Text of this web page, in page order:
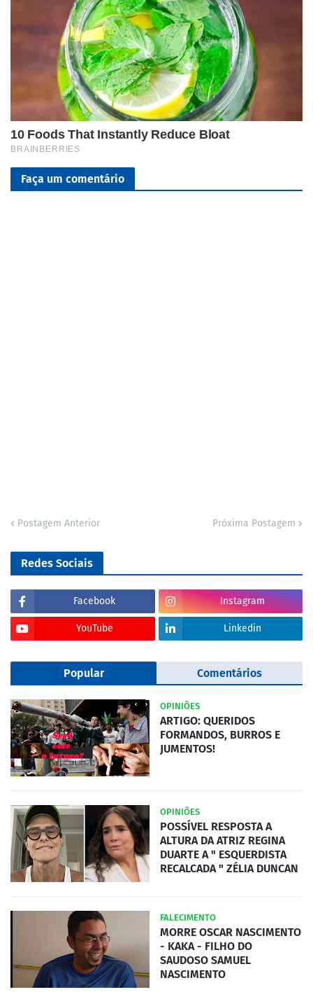
Faça um comentário
Postagem Anterior Próxima Postagem
Redes Sociais
Facebook Instagram
YouTube Linkedin
Popular Comentários
OPINIÕES
ARTIGO: QUERIDOS
FORMANDOS, BURROS E
JUMENTOS!
OPINIÕES
POSSÍVEL RESPOSTA A
ALTURA DA ATRIZ REGINA
DUARTE A " ESQUERDISTA
RECALCADA " ZÉLIA DUNCAN
FALECIMENTO
MORRE OSCAR NASCIMENTO
- KAKA - FILHO DO
SAUDOSO SAMUEL
NASCIMENTO